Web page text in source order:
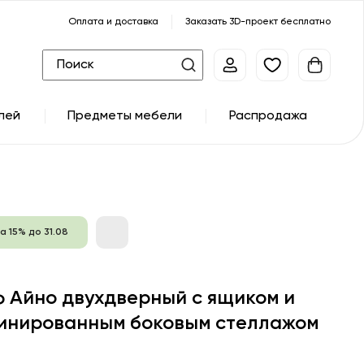
Оплата и доставка Заказать 3D-проект бесплатно
Предметы мебели Распродажа
15% до 31.08
двухдверный с ящиком и
боковым стеллажом